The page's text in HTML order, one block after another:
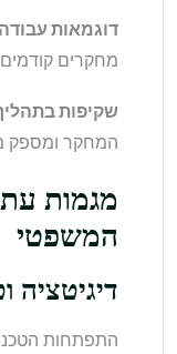
דוגמאות עבודה
מחקרים
שקיפות
המחקר ומספק
מגמות
המשפטי
דיגיטציה
התפתחות